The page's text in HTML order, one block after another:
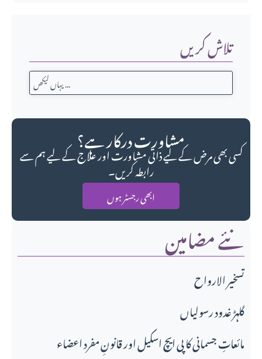
تلاش کریں
مشاورت درکار ہے؟
کسی بھی مرض کے لیے ذاتی مشاورت اور علاج کے لیے ہم سے
رابطہ کریں۔
ابھی رجسٹر ہوں
نئے مضامین
تسخير الارواح
گلہڑ غدود رسولیاں
مائعاتِ جسمانی کا پی ایچ اسکیل اور قانونِ مفرد اعضاء